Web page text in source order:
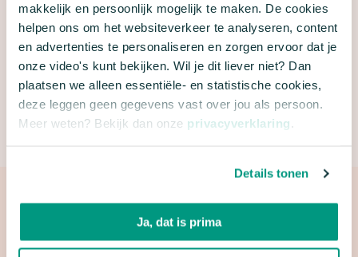
makkelijk en persoonlijk mogelijk te maken. De cookies
helpen ons om het websiteverkeer te analyseren, content
en advertenties te personaliseren en zorgen ervoor dat je
onze video's kunt bekijken. Wil je dit liever niet? Dan
plaatsen we alleen essentiële- en statistische cookies,
deze leggen geen gegevens vast over jou als persoon.
Meer weten? Bekijk dan onze privacyverklaring .
Details tonen
Ja, dat is prima
ASN Bank en het Cultuurfonds. Verschillende
organisaties organiseren activiteiten tijdens het
weekend, waaronder IVN Natuureducatie, de
Hersenstichting met Ommetje en Gezond
Natuurwandelen.
PERSVOORLICHTERS